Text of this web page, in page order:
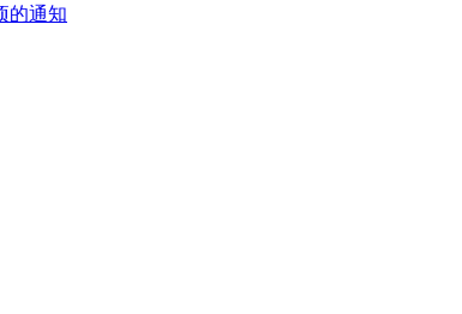
的通知